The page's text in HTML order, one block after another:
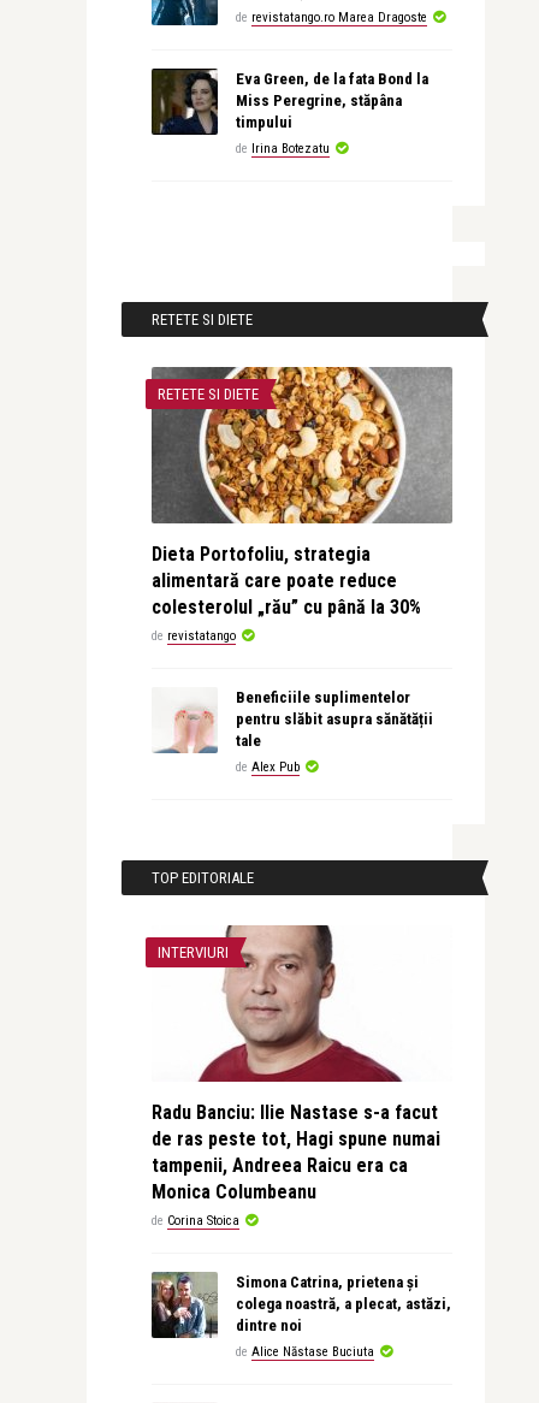
de revistatango.ro Marea Dragoste
Eva Green, de la fata Bond la
Miss Peregrine, stăpâna
timpului
de Irina Botezatu
RETETE SI DIETE
RETETE SI DIETE
Dieta Portofoliu, strategia
alimentară care poate reduce
colesterolul „rău” cu până la 30%
de revistatango
Beneficiile suplimentelor
pentru slăbit asupra sănătății
tale
de Alex Pub
TOP EDITORIALE
INTERVIURI
Radu Banciu: Ilie Nastase s-a facut
de ras peste tot, Hagi spune numai
tampenii, Andreea Raicu era ca
Monica Columbeanu
de Corina Stoica
Simona Catrina, prietena și
colega noastră, a plecat, astăzi,
dintre noi
de Alice Năstase Buciuta